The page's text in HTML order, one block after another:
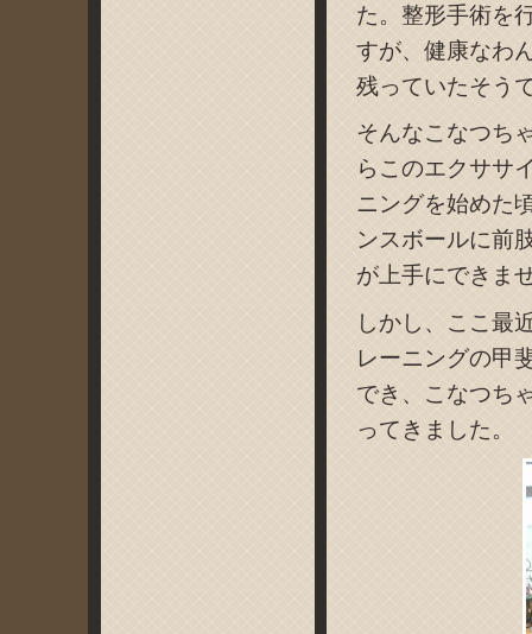
た。整形手術を
すが、健康なわ
残っていたそう
そんなこなつち
らこのエクササ
ニングを始めた
ンスボールに前
が上手にできま
しかし、ここ最
レーニングの甲
でき、こなつち
ってきました。